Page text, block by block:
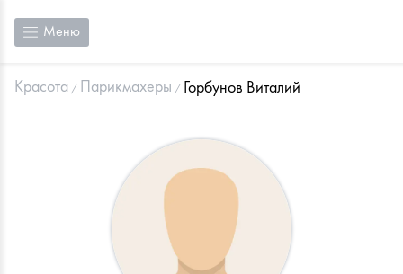
Меню
Красота Парикмахеры Горбунов Виталий